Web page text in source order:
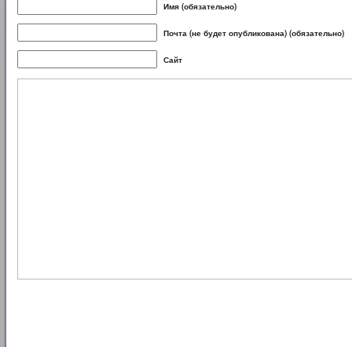
Имя (обязательно)
Почта (не будет опубликована) (обязательно)
Сайт